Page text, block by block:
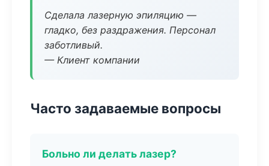
Сделала лазерную эпиляцию —
гладко, без раздражения. Персонал
заботливый.
— Клиент компании
Часто задаваемые вопросы
Больно ли делать лазер?